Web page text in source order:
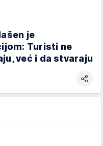
je
Turisti ne
već i da stvaraju